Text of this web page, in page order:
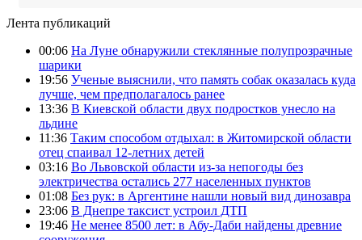
Лента публикаций
00:06 На Луне обнаружили стеклянные полупрозрачные
шарики
19:56 Ученые выяснили, что память собак оказалась куда
лучше, чем предполагалось ранее
13:36 В Киевской области двух подростков унесло на
льдине
11:36 Таким способом отдыхал: в Житомирской области
отец спаивал 12-летних детей
03:16 Во Львовской области из-за непогоды без
электричества остались 277 населенных пунктов
01:08 Без рук: в Аргентине нашли новый вид динозавра
23:06 В Днепре таксист устроил ДТП
19:46 Не менее 8500 лет: в Абу-Даби найдены древние